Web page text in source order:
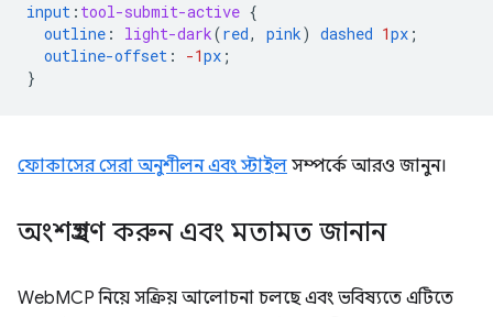
input : tool-submit-active {
outline : light-dark(red, pink) dashed 1px ;
outline-offset : -1px ;
}
ফোকাসের সেরা অনুশীলন এবং স্টাইল সম্পর্কে আরও জানুন।
অংশগ্রহণ করুন এবং মতামত জানান
WebMCP নিয়ে সক্রিয় আলোচনা চলছে এবং ভবিষ্যতে এটিতে